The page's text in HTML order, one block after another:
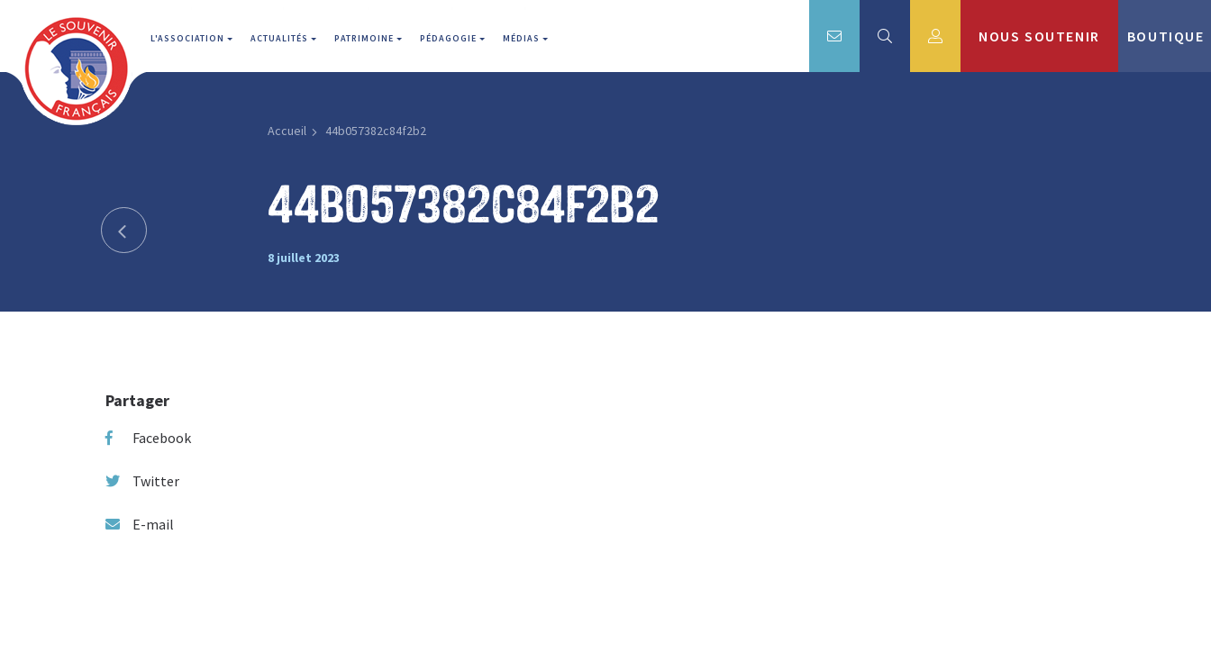
L'ASSOCIATION ACTUALITÉS PATRIMOINE PÉDAGOGIE MÉDIAS NOUS SOUTENIR BOUTIQUE
Accueil 44b057382c84f2b2
44b057382c84f2b2
8 juillet 2023
Partager
Facebook
Twitter
E-mail